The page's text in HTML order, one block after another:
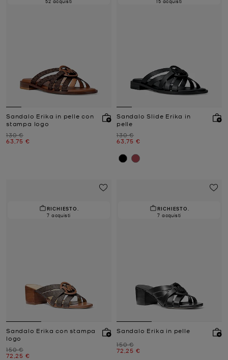
Sandalo Erika in pelle con
stampa logo
Prezzo iniziale
130 €
Prezzo attuale
63,75 €
Sandalo Slide Erika in
pelle
Prezzo iniziale
130 €
Prezzo attuale
63,75 €
RICHIESTO.
7 acquisti
Sandalo Erika con stampa
logo
Prezzo iniziale
150 €
Prezzo attuale
72,25 €
RICHIESTO.
7 acquisti
Sandalo Erika in pelle
Prezzo iniziale
150 €
Prezzo attuale
72,25 €